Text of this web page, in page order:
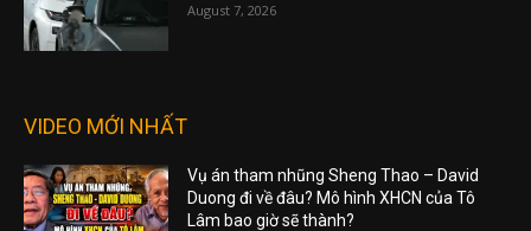
August 7, 2026
VIDEO MỚI NHẤT
Vụ án tham nhũng Sheng Thao – David
Duong đi về đâu? Mô hình XHCN của Tô
Lâm bao giờ sẽ thành?